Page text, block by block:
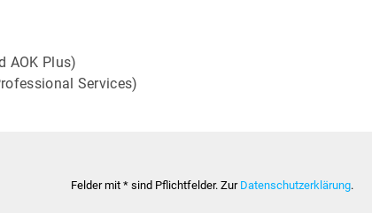
AOK Plus)
Services)
Felder mit * sind Pflichtfelder. Zur Datenschutzerklärung.